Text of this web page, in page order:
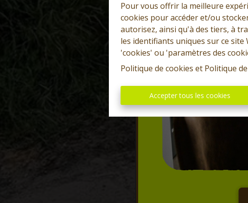
Pour vous offrir la meilleure
cookies pour accéder et/ou
autorisez, ainsi qu'à des tiers, à
les identifiants uniques sur ce
'cookies' ou 'paramètres des
Politique de cookies et Politique
Accepter tous les cookies